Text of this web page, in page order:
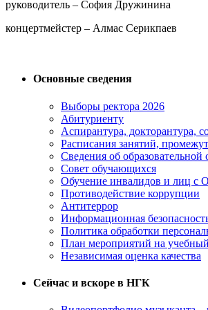
руководитель – София Дружинина
концертмейстер – Алмас Серикпаев
Основные сведения
Выборы ректора 2026
Абитуриенту
Аспирантура, докторантура,
Расписания занятий,
Сведения об образовательной
Совет обучающихся
Обучение инвалидов и лиц с
Противодействие коррупции
Антитеррор
Информационная
Политика обработки
План мероприятий на
Независимая оценка качества
Сейчас и вскоре в НГК